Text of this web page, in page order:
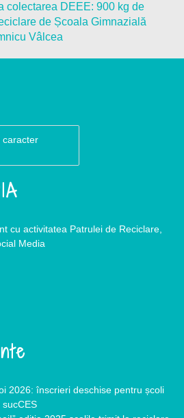
colectarea DEEE: 900 kg de
de Școala Gimnazială
Vâlcea
caracter
cu activitatea Patrulei de Reciclare,
Media
2026: înscrieri deschise pentru școli